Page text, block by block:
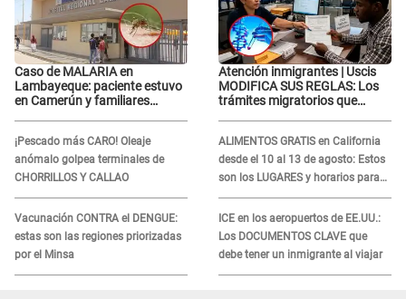
Caso de MALARIA en
Lambayeque: paciente estuvo
en Camerún y familiares
¡Pescado más CARO! Oleaje
anómalo golpea terminales de
CHORRILLOS Y CALLAO
Vacunación CONTRA el DENGUE:
estas son las regiones priorizadas
por el Minsa
Atención inmigrantes | Uscis
MODIFICA SUS REGLAS: Los
trámites migratorios que
ALIMENTOS GRATIS en California
desde el 10 al 13 de agosto: Estos
son los LUGARES y horarios para
recibir la ayuda
ICE en los aeropuertos de EE.UU.:
Los DOCUMENTOS CLAVE que
debe tener un inmigrante al viajar